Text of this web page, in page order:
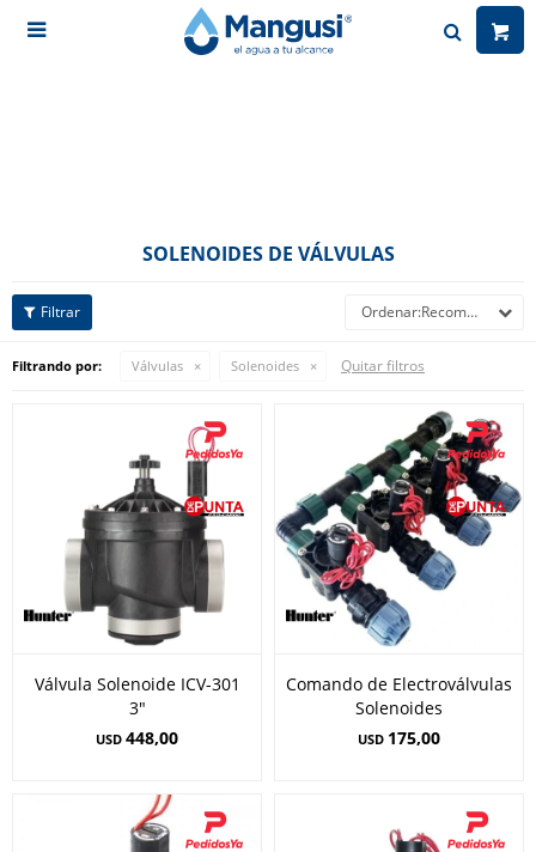

SOLENOIDES DE VÁLVULAS
Recomendados
Filtrando por: Válvulas Solenoides Quitar filtros
Válvula Solenoide ICV-301
3"
USD 448,00
Comando de Electroválvulas
Solenoides
USD 175,00